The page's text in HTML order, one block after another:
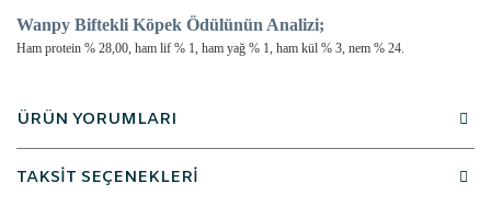
Wanpy Biftekli Köpek Ödülünün Analizi;
Ham protein % 28,00, ham lif % 1, ham yağ % 1, ham kül % 3, nem % 24.
ÜRÜN YORUMLARI
TAKSİT SEÇENEKLERİ